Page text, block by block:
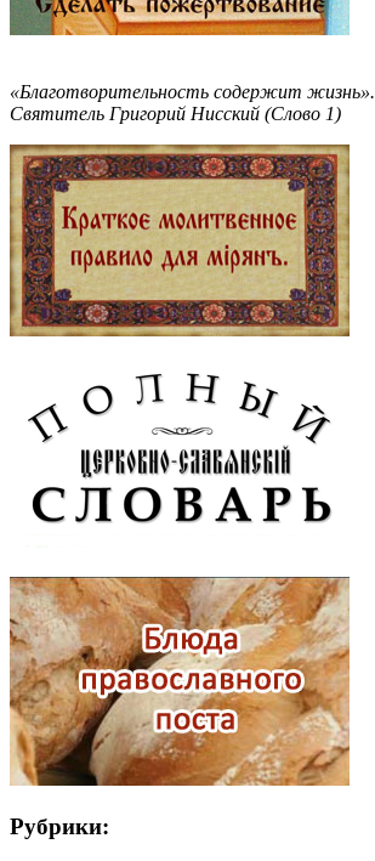
«Благотворительность содержит жизнь».
Святитель Григорий Нисский (Слово 1)
Рубрики: